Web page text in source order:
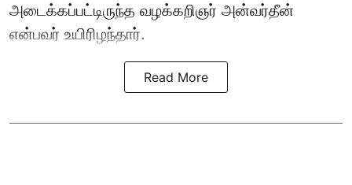
அடைக்கப்பட்டிருந்த வழக்கறிஞர் அன்வர்தீன்
என்பவர் உயிரிழந்தார்.
Read More